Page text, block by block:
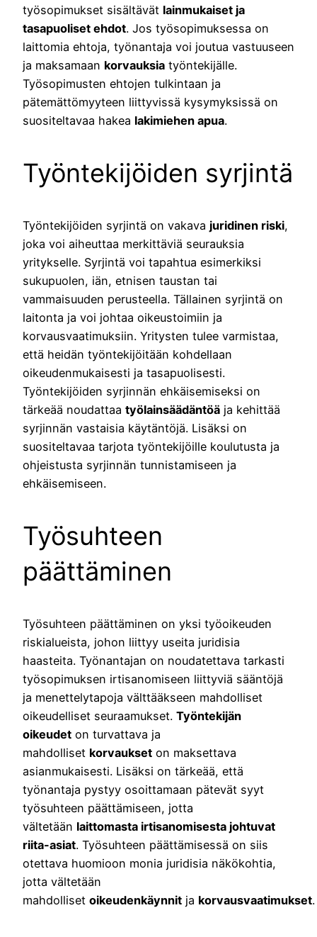
työsopimukset sisältävät lainmukaiset ja
tasapuoliset ehdot. Jos työsopimuksessa on
laittomia ehtoja, työnantaja voi joutua vastuuseen
ja maksamaan korvauksia työntekijälle.
Työsopimusten ehtojen tulkintaan ja
pätemättömyyteen liittyvissä kysymyksissä on
suositeltavaa hakea lakimiehen apua.
Työntekijöiden syrjintä
Työntekijöiden syrjintä on vakava juridinen riski,
joka voi aiheuttaa merkittäviä seurauksia
yritykselle. Syrjintä voi tapahtua esimerkiksi
sukupuolen, iän, etnisen taustan tai
vammaisuuden perusteella. Tällainen syrjintä on
laitonta ja voi johtaa oikeustoimiin ja
korvausvaatimuksiin. Yritysten tulee varmistaa,
että heidän työntekijöitään kohdellaan
oikeudenmukaisesti ja tasapuolisesti.
Työntekijöiden syrjinnän ehkäisemiseksi on
tärkeää noudattaa työlainsäädäntöä ja kehittää
syrjinnän vastaisia käytäntöjä. Lisäksi on
suositeltavaa tarjota työntekijöille koulutusta ja
ohjeistusta syrjinnän tunnistamiseen ja
ehkäisemiseen.
Työsuhteen
päättäminen
Työsuhteen päättäminen on yksi työoikeuden
riskialueista, johon liittyy useita juridisia
haasteita. Työnantajan on noudatettava tarkasti
työsopimuksen irtisanomiseen liittyviä sääntöjä
ja menettelytapoja välttääkseen mahdolliset
oikeudelliset seuraamukset. Työntekijän
oikeudet on turvattava ja
mahdolliset korvaukset on maksettava
asianmukaisesti. Lisäksi on tärkeää, että
työnantaja pystyy osoittamaan pätevät syyt
työsuhteen päättämiseen, jotta
vältetään laittomasta irtisanomisesta johtuvat
riita-asiat. Työsuhteen päättämisessä on siis
otettava huomioon monia juridisia näkökohtia,
jotta vältetään
mahdolliset oikeudenkäynnit ja korvausvaatimukset.